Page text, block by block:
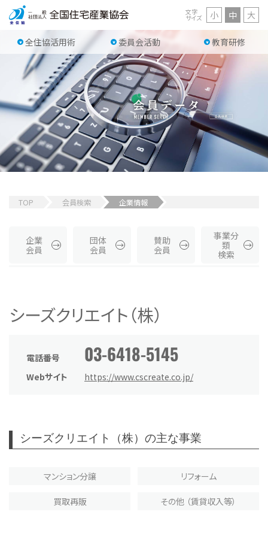
全住協活用術 委員会活動 教育研修
文字
サイズ 小 中 大
TOP 会員検索 企業情報
企業
会員
団体
会員
賛助
会員
事業分
類
検索
シーズクリエイト（株）
電話番号 03-6418-5145
Webサイト https://www.cscreate.co.jp/
シーズクリエイト（株）の主な事業
マンション分譲 リフォーム
買取再販 その他 （賃貸収入等）